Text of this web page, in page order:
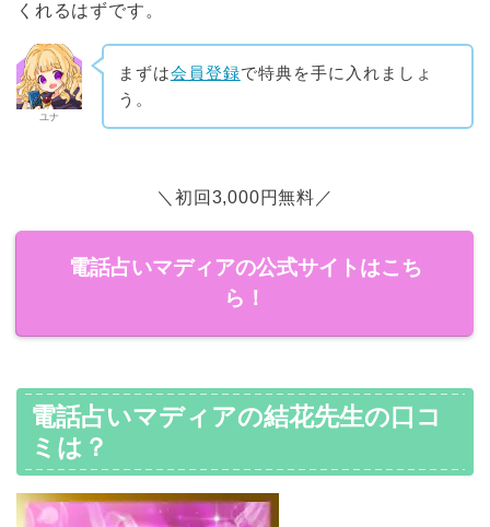
くれるはずです。
ユナ
まずは会員登録で特典を手に入れましょ
う。
＼初回3,000円無料／
電話占いマディアの公式サイトはこち
ら！
電話占いマディアの結花先生の口コ
ミは？